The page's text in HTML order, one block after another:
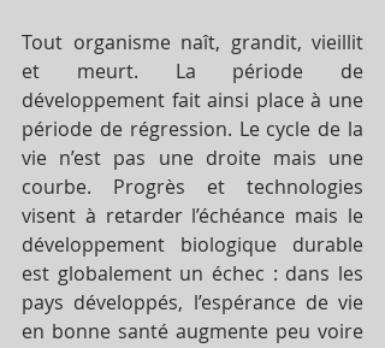
Tout organisme naît, grandit, vieillit
et meurt. La période de
développement fait ainsi place à une
période de régression. Le cycle de la
vie n’est pas une droite mais une
courbe. Progrès et technologies
visent à retarder l’échéance mais le
développement biologique durable
est globalement un échec : dans les
pays développés, l’espérance de vie
en bonne santé augmente peu voire